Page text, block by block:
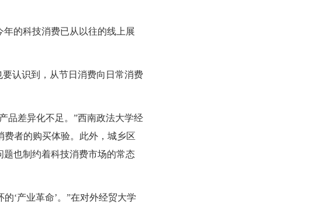
的科技消费已从以往的线上展
认识到，从节日消费向日常消费
差异化不足。”西南政法大学经
者的购买体验。此外，城乡区
也制约着科技消费市场的常态
产业革命’。”在对外经贸大学